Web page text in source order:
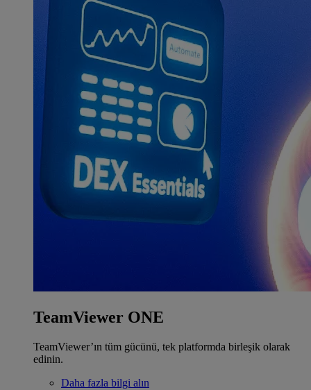
TeamViewer ONE
TeamViewer’ın tüm gücünü, tek platformda birleşik olarak
edinin.
Daha fazla bilgi alın